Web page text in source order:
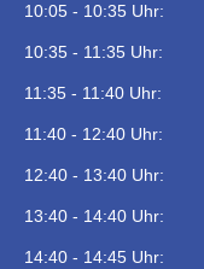
10:05 - 10:35 Uhr:
10:35 - 11:35 Uhr:
11:35 - 11:40 Uhr:
11:40 - 12:40 Uhr:
12:40 - 13:40 Uhr:
13:40 - 14:40 Uhr:
14:40 - 14:45 Uhr: